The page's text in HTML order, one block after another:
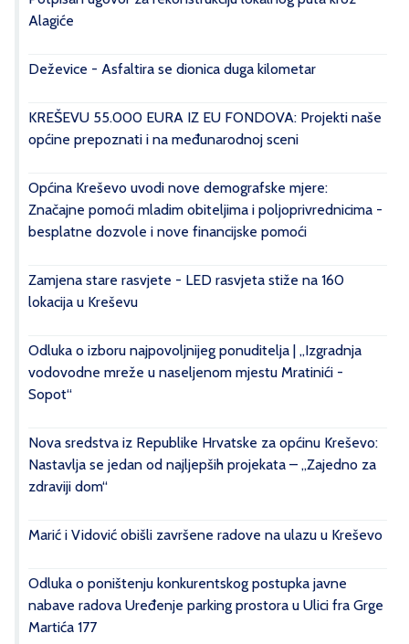
Alagiće
Deževice - Asfaltira se dionica duga kilometar
KREŠEVU 55.000 EURA IZ EU FONDOVA: Projekti naše
općine prepoznati i na međunarodnoj sceni
Općina Kreševo uvodi nove demografske mjere:
Značajne pomoći mladim obiteljima i poljoprivrednicima -
besplatne dozvole i nove financijske pomoći
Zamjena stare rasvjete - LED rasvjeta stiže na 160
lokacija u Kreševu
Odluka o izboru najpovoljnijeg ponuditelja | „Izgradnja
vodovodne mreže u naseljenom mjestu Mratinići -
Sopot“
Nova sredstva iz Republike Hrvatske za općinu Kreševo:
Nastavlja se jedan od najljepših projekata – „Zajedno za
zdraviji dom“
Marić i Vidović obišli završene radove na ulazu u Kreševo
Odluka o poništenju konkurentskog postupka javne
nabave radova Uređenje parking prostora u Ulici fra Grge
Martića 177